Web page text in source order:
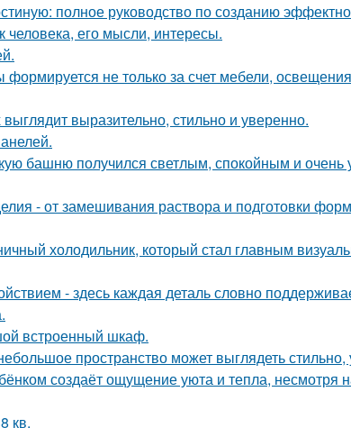
полное руководство по созданию
человека, его мысли, интересы.
не только за счет мебели,
выразительно, стильно и уверенно.
башню получился светлым, спокойным и
- от замешивания раствора и подготовки
холодильник, который стал главным
- здесь каждая деталь словно
встроенный шкаф.
пространство может выглядеть стильно,
создаёт ощущение уюта и тепла, несмотря
кв.